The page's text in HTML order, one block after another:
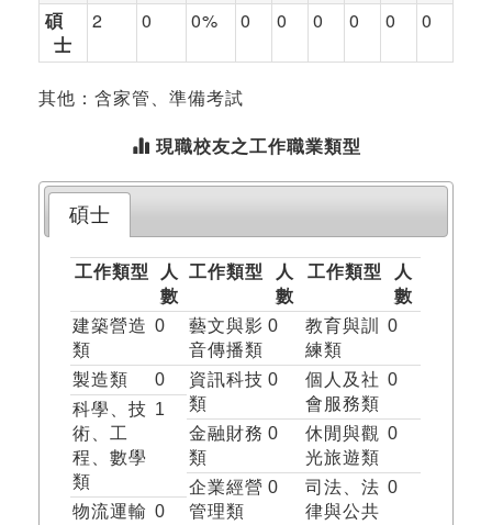
碩
士
2 0 0% 0 0 0 0 0 0
其他：含家管、準備考試
現職校友之工作職業類型
碩士
工作類型
人
數
建築營造
類
0
製造類
0
科學、技
術、工
程、數學
類
1
物流運輸 0
工作類型
人
數
藝文與影
音傳播類
0
資訊科技
類
0
金融財務
類
0
企業經營
管理類
0
工作類型
人
數
教育與訓
練類
0
個人及社
會服務類
0
休閒與觀
光旅遊類
0
司法、法
律與公共
0